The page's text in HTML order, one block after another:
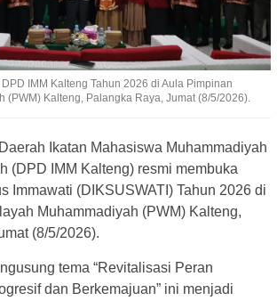
IMM Kalteng Tahun 2026 di Aula Pimpinan
(PWM) Kalteng, Palangka Raya, Jumat (8/5/2026).
Ikatan Mahasiswa Muhammadiyah
(DPD IMM Kalteng) resmi membuka
Immawati (DIKSUSWATI) Tahun 2026 di
Muhammadiyah (PWM) Kalteng,
(8/5/2026).
tema “Revitalisasi Peran
dan Berkemajuan” ini menjadi